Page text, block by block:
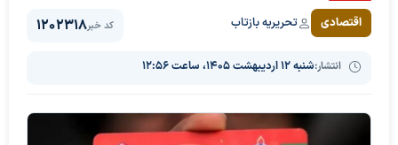
اقتصادی تحریریه بازتاب
انتشار:شنبه ۱۲ اردیبهشت ۱۴۰۵، ساعت ۱۲:۵۶
کد خبر1202318